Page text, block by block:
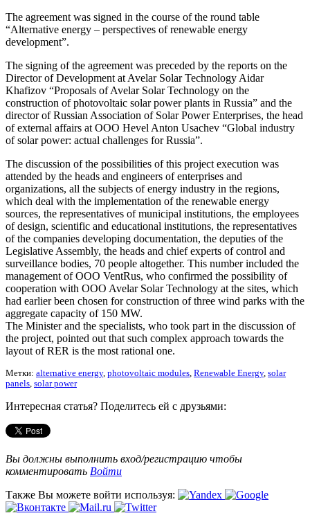
The agreement was signed in the course of the round table
“Alternative energy – perspectives of renewable energy
development”.
The signing of the agreement was preceded by the reports on the
Director of Development at Avelar Solar Technology Aidar
Khafizov “Proposals of Avelar Solar Technology on the
construction of photovoltaic solar power plants in Russia” and the
director of Russian Association of Solar Power Enterprises, the head
of external affairs at OOO Hevel Anton Usachev “Global industry
of solar power: actual challenges for Russia”.
The discussion of the possibilities of this project execution was
attended by the heads and engineers of enterprises and
organizations, all the subjects of energy industry in the regions,
which deal with the implementation of the renewable energy
sources, the representatives of municipal institutions, the employees
of design, scientific and educational institutions, the representatives
of the companies developing documentation, the deputies of the
Legislative Assembly, the heads and chief experts of control and
surveillance bodies, 70 people altogether. This number included the
management of OOO VentRus, who confirmed the possibility of
cooperation with OOO Avelar Solar Technology at the sites, which
had earlier been chosen for construction of three wind parks with the
aggregate capacity of 150 MW.
The Minister and the specialists, who took part in the discussion of
the project, pointed out that such complex approach towards the
layout of RER is the most rational one.
Метки: alternative energy, photovoltaic modules, Renewable Energy, solar
panels, solar power
Интересная статья? Поделитесь ей с друзьями:
Вы должны выполнить вход/регистрацию чтобы
комментировать Войти
Также Вы можете войти используя: